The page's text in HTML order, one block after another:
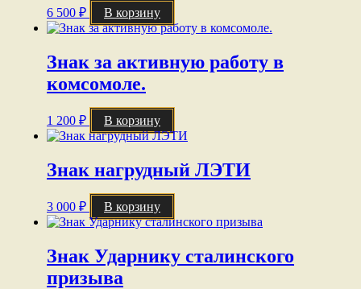
6 500 ₽ В корзину
Знак за активную работу в
комсомоле.
1 200 ₽ В корзину
Знак нагрудный ЛЭТИ
3 000 ₽ В корзину
Знак Ударнику сталинского
призыва